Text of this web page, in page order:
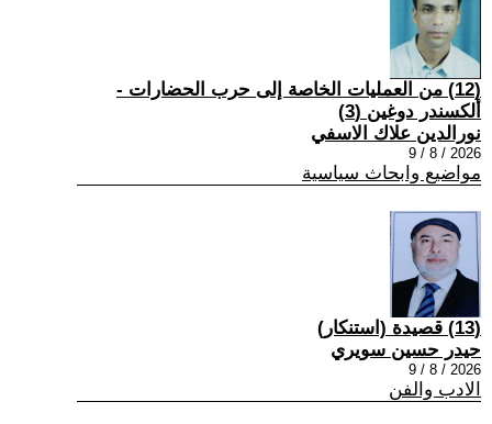
(12) من العمليات الخاصة إلى حرب الحضارات -
ألكسندر دوغين (3)
نورالدين علاك الاسفي
2026 / 8 / 9
مواضيع وابحاث سياسية
(13) قصيدة (استنكار)
حيدر حسين سويري
2026 / 8 / 9
الادب والفن